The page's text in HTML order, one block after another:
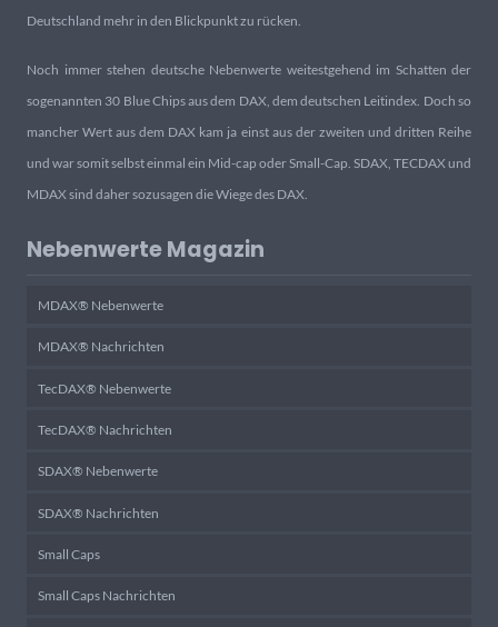
Deutschland mehr in den Blickpunkt zu rücken.
Noch immer stehen deutsche Nebenwerte weitestgehend im Schatten der
sogenannten 30 Blue Chips aus dem DAX, dem deutschen Leitindex. Doch so
mancher Wert aus dem DAX kam ja einst aus der zweiten und dritten Reihe
und war somit selbst einmal ein Mid-cap oder Small-Cap. SDAX, TECDAX und
MDAX sind daher sozusagen die Wiege des DAX.
Nebenwerte Magazin
MDAX® Nebenwerte
MDAX® Nachrichten
TecDAX® Nebenwerte
TecDAX® Nachrichten
SDAX® Nebenwerte
SDAX® Nachrichten
Small Caps
Small Caps Nachrichten